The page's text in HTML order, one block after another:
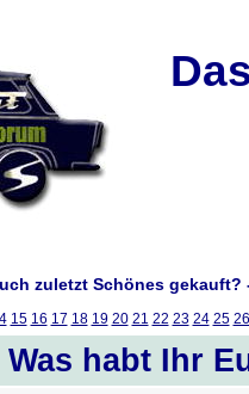
zuletzt Schönes gekauft?
15 16 17 18 19 20 21 22 23 24 25 26
Was habt Ihr